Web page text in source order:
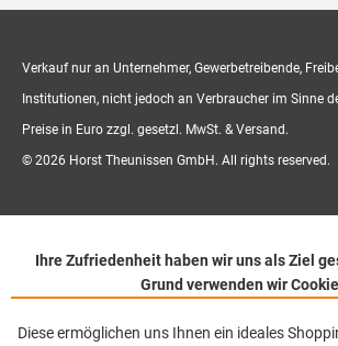
Verkauf nur an Unternehmer, Gewerbetreibende,
Institutionen, nicht jedoch an Verbraucher im Sinne
Preise in Euro zzgl. gesetzl. MwSt. & Versand.
© 2026 Horst Theunissen GmbH. All rights reserved.
Ihre Zufriedenheit haben wir uns als Ziel
Grund verwenden wir
Diese ermöglichen uns Ihnen ein ideales